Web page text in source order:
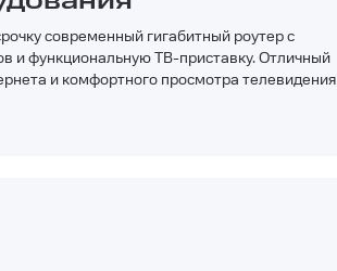
современный гигабитный роутер с
и функциональную ТВ-приставку. Отличный
и комфортного просмотра телевидения